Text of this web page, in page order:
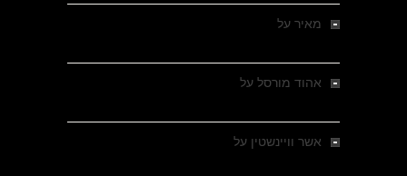
מאיר על
אהוד מורסל על
אשר וויינשטין על